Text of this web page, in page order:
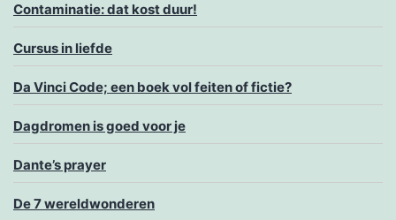
Contaminatie: dat kost duur!
Cursus in liefde
Da Vinci Code; een boek vol feiten of fictie?
Dagdromen is goed voor je
Dante’s prayer
De 7 wereldwonderen